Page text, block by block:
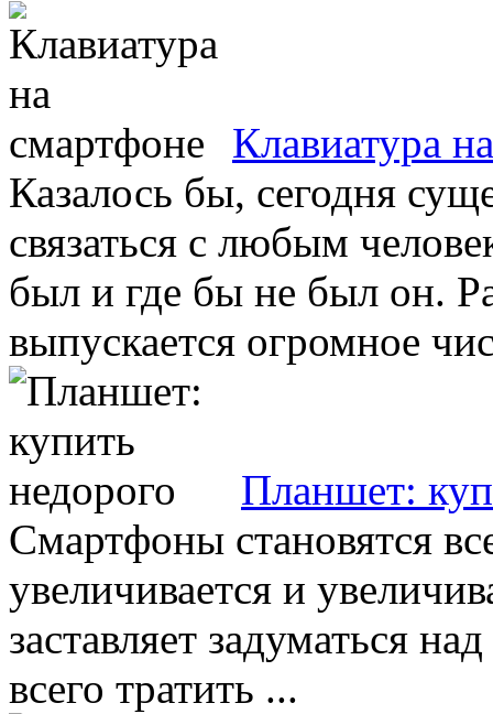
Клавиатура
Казалось бы, сегодня
связаться с любым
был и где бы не был он.
выпускается огромное
Планшет:
Смартфоны становятся
увеличивается и
заставляет задуматься
всего тратить ...